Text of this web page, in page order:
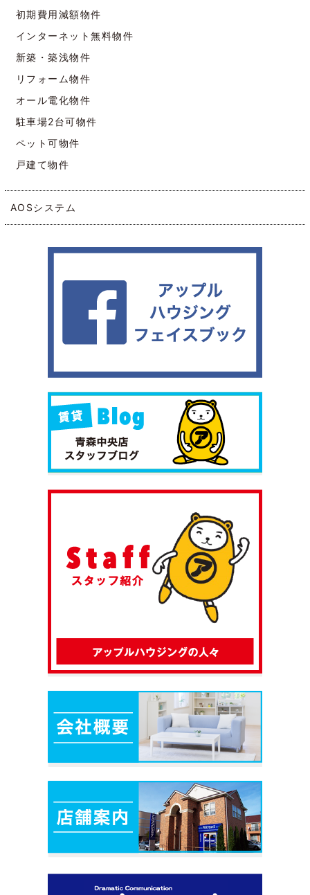
初期費用減額物件
インターネット無料物件
新築・築浅物件
リフォーム物件
オール電化物件
駐車場2台可物件
ペット可物件
戸建て物件
AOSシステム